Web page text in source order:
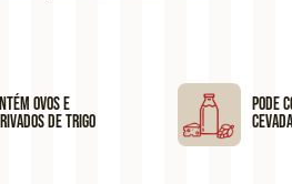
ovos e
de trigo
Pode